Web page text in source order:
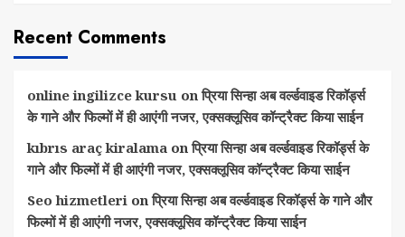
Recent Comments
online ingilizce kursu onप्रिया सिन्हा अब वर्ल्डवाइड रिकॉर्ड्स
के गाने और फिल्मों में ही आएंगी नजर, एक्सक्लूसिव कॉन्ट्रैक्ट किया साईन
kıbrıs araç kiralama onप्रिया सिन्हा अब वर्ल्डवाइड रिकॉर्ड्स के
गाने और फिल्मों में ही आएंगी नजर, एक्सक्लूसिव कॉन्ट्रैक्ट किया साईन
Seo hizmetleri onप्रिया सिन्हा अब वर्ल्डवाइड रिकॉर्ड्स के गाने और
फिल्मों में ही आएंगी नजर, एक्सक्लूसिव कॉन्ट्रैक्ट किया साईन